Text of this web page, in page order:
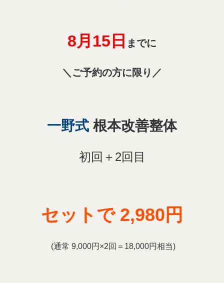
8月15 日 までに
＼ご予約の方に限り／
一野式 根本改善整体
初回＋2回目
セットで 2,980円
(通常 9,000円×2回＝18,000円相当)